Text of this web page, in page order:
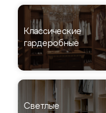
Классические
гардеробные
Светлые